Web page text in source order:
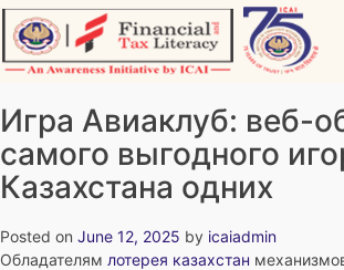
Skip
to
content
Игра Авиаклуб: веб-
самого выгодного
Казахстана одних
Posted on June 12, 2025 by icaiadmin
Обладателям лотерея казахстан